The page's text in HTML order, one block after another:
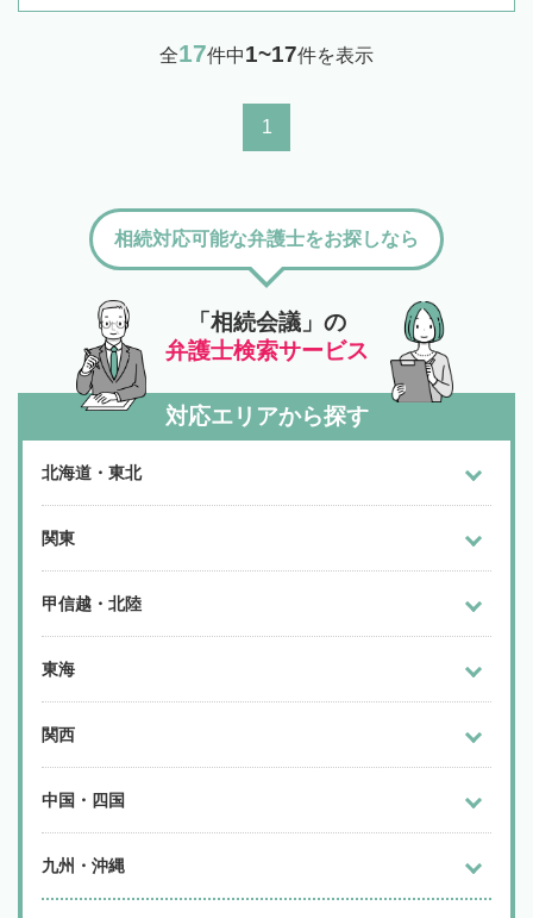
全17件中1~17件を表示
1
「相続会議」の
弁護士検索サービス
相続対応可能な弁護士をお探しなら
対応エリアから探す
北海道・東北
関東
甲信越・北陸
東海
関西
中国・四国
九州・沖縄